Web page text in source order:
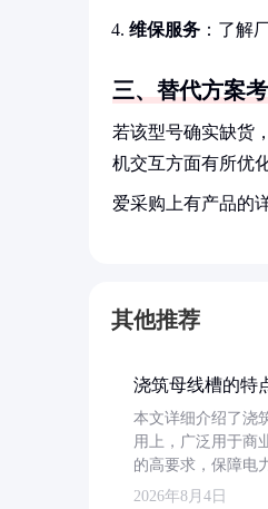
维保服务 ：了解
三、替代方案
若该型号确实缺货
机交互方面有所优
爱采购上有产品的
其他推荐
浇筑母线槽的特
本文详细介绍了浇
用上，广泛用于商
的高要求，保障电
2026年8月4日